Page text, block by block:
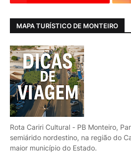
MAPA TURÍSTICO DE MONTEIRO
Rota Cariri Cultural - PB Monteiro,
semiárido nordestino, na região do
maior município do Estado.